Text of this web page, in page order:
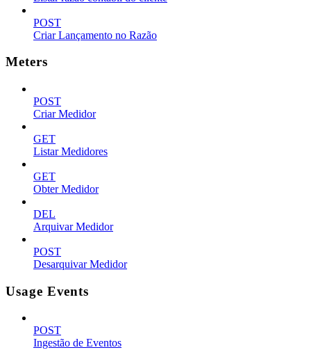
POST
Criar Lançamento no Razão
Meters
POST
Criar Medidor
GET
Listar Medidores
GET
Obter Medidor
DEL
Arquivar Medidor
POST
Desarquivar Medidor
Usage Events
POST
Ingestão de Eventos